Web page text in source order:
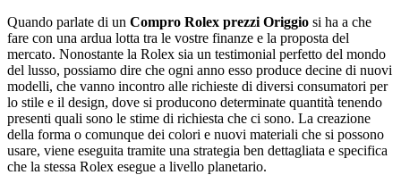
Quando parlate di un Compro Rolex prezzi Origgio si ha a che
fare con una ardua lotta tra le vostre finanze e la proposta del
mercato. Nonostante la Rolex sia un testimonial perfetto del mondo
del lusso, possiamo dire che ogni anno esso produce decine di nuovi
modelli, che vanno incontro alle richieste di diversi consumatori per
lo stile e il design, dove si producono determinate quantità tenendo
presenti quali sono le stime di richiesta che ci sono. La creazione
della forma o comunque dei colori e nuovi materiali che si possono
usare, viene eseguita tramite una strategia ben dettagliata e specifica
che la stessa Rolex esegue a livello planetario.